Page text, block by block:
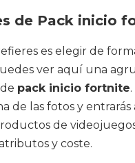
de Pack inicio
es elegir de
ver aquí una
pack inicio fortnite
de las fotos y entrarás
de
y coste.